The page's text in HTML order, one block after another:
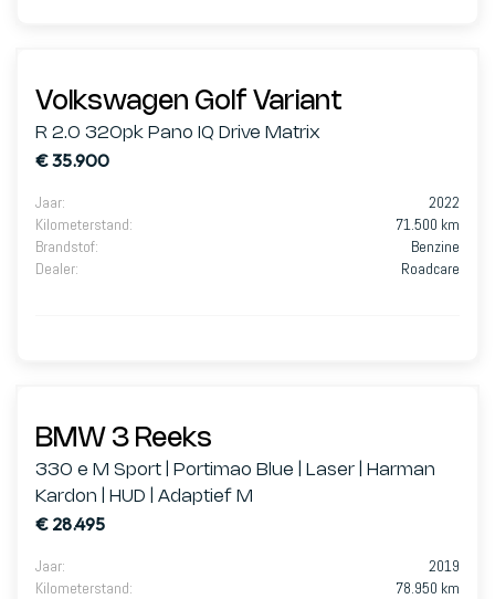
Volkswagen Golf Variant
R 2.0 320pk Pano IQ Drive Matrix
€ 35.900
Jaar:
2022
Kilometerstand:
71.500 km
Brandstof:
Benzine
Dealer: Roadcare
BMW 3 Reeks
330 e M Sport | Portimao Blue | Laser | Harman
Kardon | HUD | Adaptief M
€ 28.495
Jaar:
2019
Kilometerstand:
78.950 km